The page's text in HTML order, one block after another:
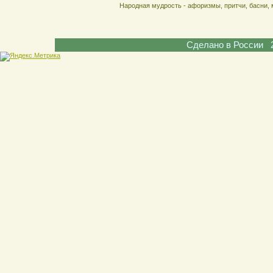
Народная мудрость - афоризмы, притчи,
Сделано в России